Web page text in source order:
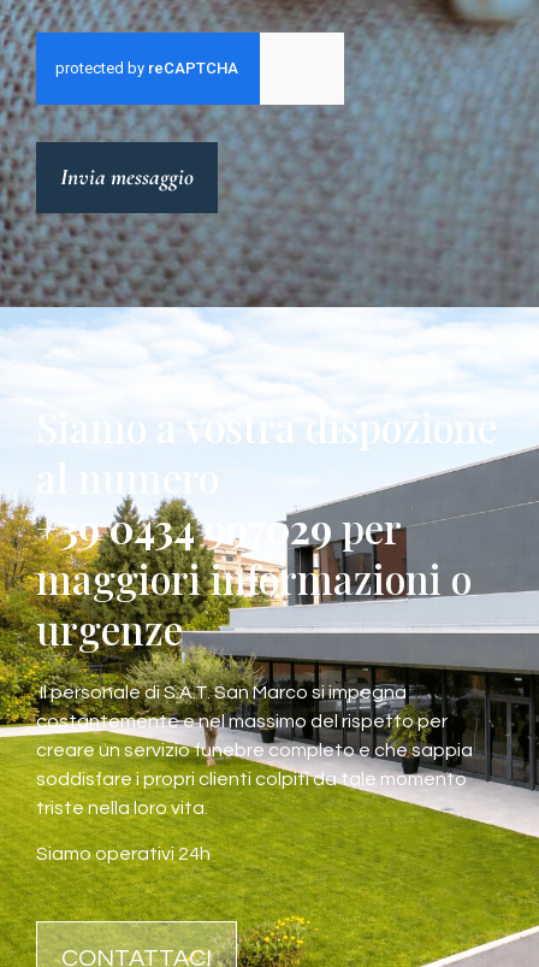
Invia messaggio
Siamo a vostra dispozione
al numero
+39 0434 997029per
maggiori informazioni o
urgenze
Il personale di S.A.T. San Marco si impegna
costantemente e nel massimo del rispetto per
creare un servizio funebre completo e che sappia
soddisfare i propri clienti colpiti da tale momento
triste nella loro vita.
Siamo operativi 24h
CONTATTACI